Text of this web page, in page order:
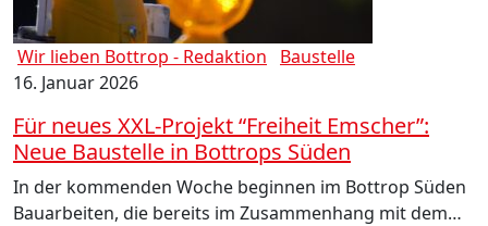
Wir lieben Bottrop - Redaktion
Baustelle
16. Januar 2026
Für neues XXL-Projekt “Freiheit Emscher”:
Neue Baustelle in Bottrops Süden
In der kommenden Woche beginnen im Bottrop Süden
Bauarbeiten, die bereits im Zusammenhang mit dem…